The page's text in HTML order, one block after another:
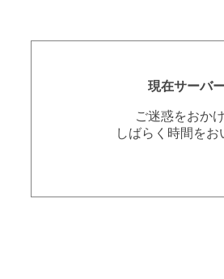
現在サーバ
ご迷惑をおか
しばらく時間を